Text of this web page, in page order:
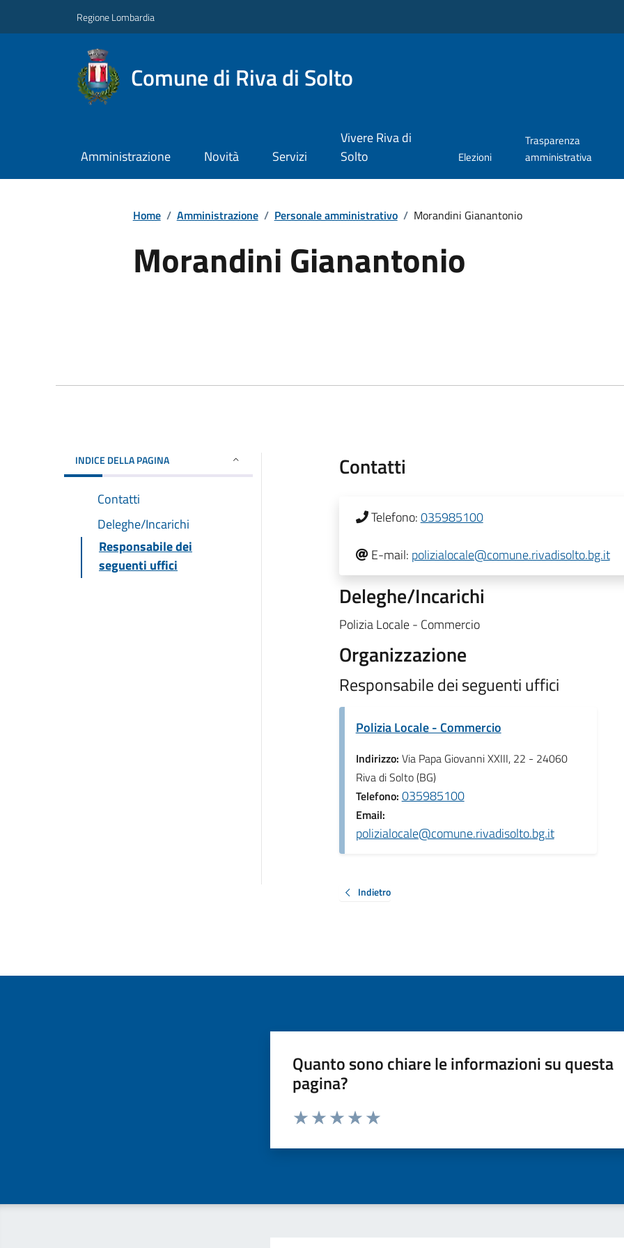
Regione Lombardia
Comune di Riva di Solto
Amministrazione Novità Servizi
Vivere Riva di
Solto
Elezioni
Trasparenza
amministrativa
Home / Amministrazione / Personale amministrativo / Morandini Gianantonio
Morandini Gianantonio
INDICE DELLA PAGINA
Contatti
Deleghe/Incarichi
Responsabile dei
seguenti uffici
Contatti
Telefono:035985100
E-mail: polizialocale@comune.rivadisolto.bg.it
Deleghe/Incarichi
Polizia Locale - Commercio
Organizzazione
Responsabile dei seguenti uffici
Polizia Locale - Commercio
Indirizzo: Via Papa Giovanni XXIII, 22 - 24060
Riva di Solto (BG)
Telefono: 035985100
Email:
polizialocale@comune.rivadisolto.bg.it
Indietro
Quanto sono chiare le informazioni su questa
pagina?
Valuta da 1 a 5 stelle la pagina